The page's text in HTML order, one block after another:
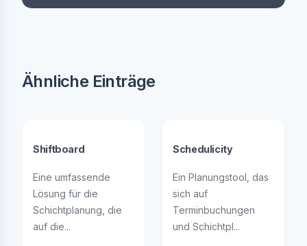
Ähnliche Einträge
Shiftboard
Eine umfassende
Lösung für die
Schichtplanung, die
auf die...
Schedulicity
Ein Planungstool, das
sich auf
Terminbuchungen
und Schichtpl...